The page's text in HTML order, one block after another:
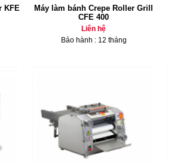
KFE
Máy làm bánh Crepe Roller Grill
CFE 400
Liên hệ
Bảo hành : 12 tháng